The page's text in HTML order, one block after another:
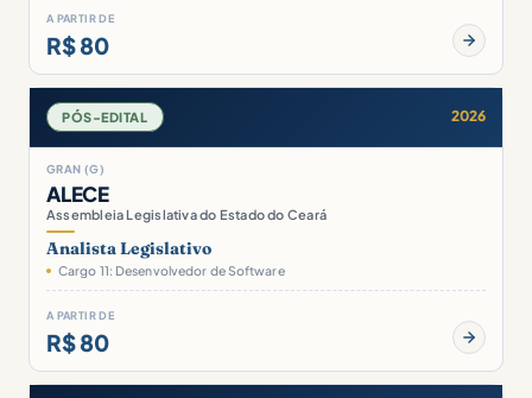
A PARTIR DE
R$ 80
PÓS-EDITAL 2026
GRAN (G)
ALECE
Assembleia Legislativa do Estado do Ceará
Analista Legislativo
Cargo 11: Desenvolvedor de Software
A PARTIR DE
R$ 80